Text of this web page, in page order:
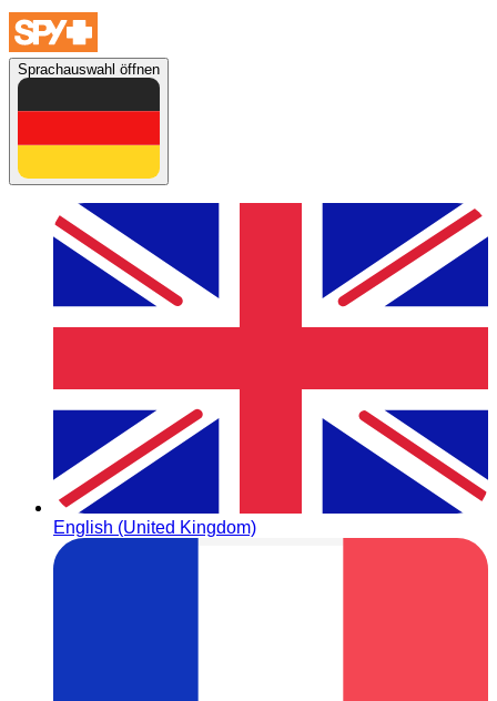
Sprachauswahl öffnen
English (United Kingdom)